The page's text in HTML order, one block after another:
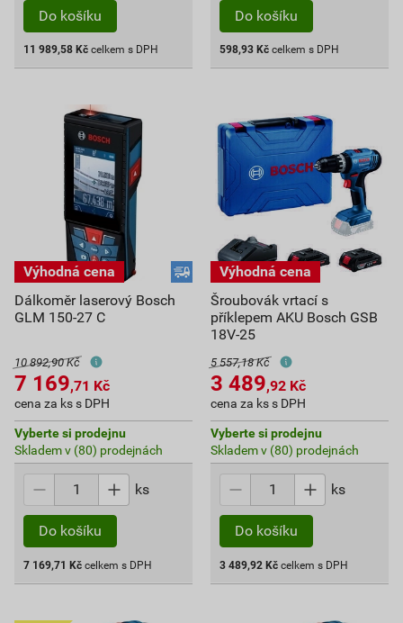
Do košíku
11 989,58 Kč celkem s DPH
Do košíku
598,93 Kč celkem s DPH
Dálkoměr laserový Bosch
GLM 150-27 C
10 892,90 Kč
7 169,71 Kč
cena za ks s DPH
Vyberte si prodejnu
Skladem v (80) prodejnách
ks
Do košíku
7 169,71 Kč celkem s DPH
Šroubovák vrtací s
příklepem AKU Bosch GSB
18V-25
5 557,18 Kč
3 489,92 Kč
cena za ks s DPH
Vyberte si prodejnu
Skladem v (80) prodejnách
ks
Do košíku
3 489,92 Kč celkem s DPH